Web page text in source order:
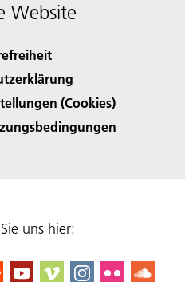
Website
(Cookies)
uns hier: